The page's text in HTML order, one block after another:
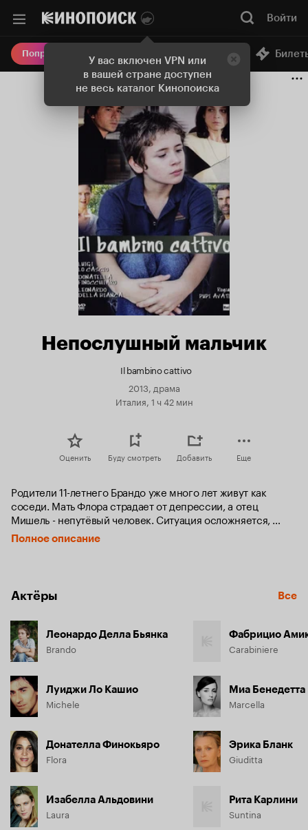
У вас включен VPN или
в вашей стране доступен
не весь каталог Кинопоиска
Войти
Попробовать Плюс Онлайн-кинотеатр
Непослушный мальчик
Il bambino cattivo
2013, драма
Италия, 1 ч 42 мин
Оценить Буду смотреть Добавить Еще
Родители 11-летнего Брандо уже много лет живут как
соседи. Мать Флора страдает от депрессии, а отец
Мишель - непутёвый человек. Ситуация осложняется,
когда Мишель начинает встречаться с Лиллеттой и просит
Брандо прикрывать его. Однажды, когда Мишель уходит из
Полное описание
Актёры Все
Леонардо Делла Бьянка
Brando
Луиджи Ло Кашио
Michele
Донателла Финокьяро
Flora
Изабелла Альдовини
Laura
Фабрицио
Carabiniere
Миа Бенедетта
Marcella
Эрика Бланк
Giuditta
Рита Карлини
Suntina